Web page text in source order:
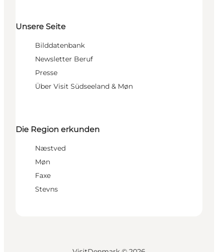
Unsere Seite
Bilddatenbank
Newsletter Beruf
Presse
Über Visit Südseeland & Møn
Die Region erkunden
Næstved
Møn
Faxe
Stevns